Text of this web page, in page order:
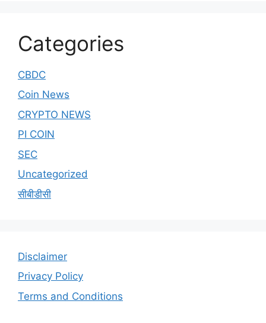
Categories
CBDC
Coin News
CRYPTO NEWS
PI COIN
SEC
Uncategorized
सीबीडीसी
Disclaimer
Privacy Policy
Terms and Conditions